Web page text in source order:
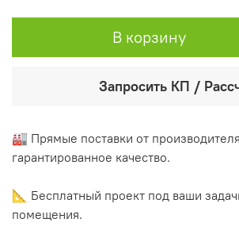
В корзину
Запросить КП /
🏭 Прямые поставки от
гарантированное качество.
📐 Бесплатный проект под ваши
помещения.